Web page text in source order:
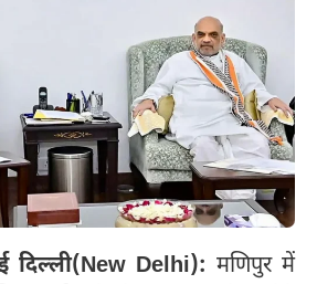
Delhi): मणिपुर में